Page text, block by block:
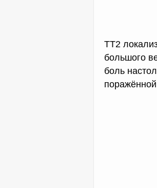
ТТ2
большого
боль